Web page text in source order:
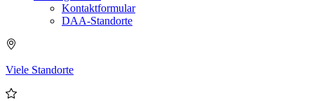
Kontaktformular
DAA-Standorte
Viele Standorte